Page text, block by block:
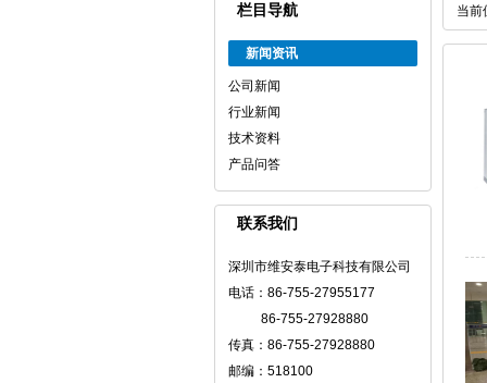
栏目导航
新闻资讯
公司新闻
行业新闻
技术资料
产品问答
联系我们
深圳市维安泰电子科技有限公司
电话：86-755-27955177
86-755-27928880
传真：86-755-27928880
邮编：518100
当前